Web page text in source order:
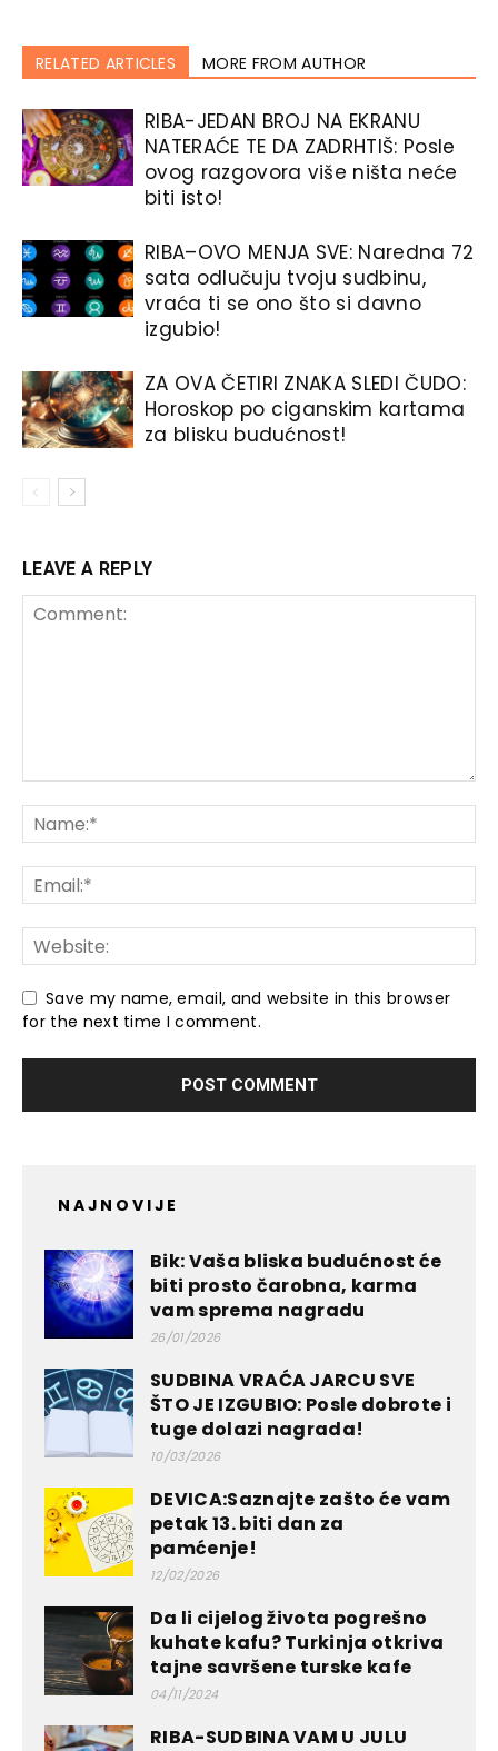
RELATED ARTICLES MORE FROM AUTHOR
RIBA-JEDAN BROJ NA EKRANU
NATERAĆE TE DA ZADRHTIŠ: Posle
ovog razgovora više ništa neće
biti isto!
RIBA–OVO MENJA SVE: Naredna 72
sata odlučuju tvoju sudbinu,
vraća ti se ono što si davno
izgubio!
ZA OVA ČETIRI ZNAKA SLEDI ČUDO:
Horoskop po ciganskim kartama
za blisku budućnost!
LEAVE A REPLY
Save my name, email, and website in this browser
for the next time I comment.
NAJNOVIJE
Bik: Vaša bliska budućnost će
biti prosto čarobna, karma
vam sprema nagradu
26/01/2026
SUDBINA VRAĆA JARCU SVE
ŠTO JE IZGUBIO: Posle dobrote i
tuge dolazi nagrada!
10/03/2026
DEVICA:Saznajte zašto će vam
petak 13. biti dan za
pamćenje!
12/02/2026
Da li cijelog života pogrešno
kuhate kafu? Turkinja otkriva
tajne savršene turske kafe
04/11/2024
RIBA-SUDBINA VAM U JULU